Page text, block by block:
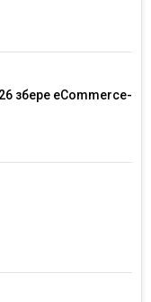
збере eCommerce-